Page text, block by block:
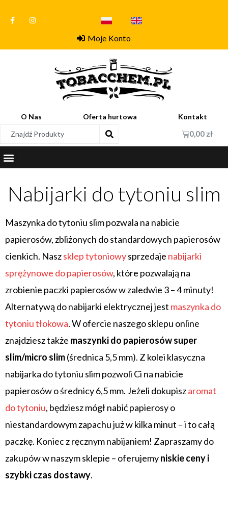
Moje Konto
O Nas Oferta hurtowa Kontakt
0,00 zł
Nabijarki do tytoniu slim
Maszynka do tytoniu slim pozwala na nabicie
papierosów, zbliżonych do standardowych papierosów
cienkich. Naszsklep tytoniowysprzedaje nabijarki
sprężynowe do papierosów, które pozwalają na
zrobienie paczki papierosów w zaledwie 3 – 4 minuty!
Alternatywą do nabijarki elektrycznej jest maszynka do
tytoniu tłokowa. W ofercie naszego sklepu online
znajdziesz także maszynki do papierosów super
slim/micro slim(średnica 5,5 mm). Z kolei klasyczna
nabijarka do tytoniu slim pozwoli Ci na nabicie
papierosów o średnicy 6,5 mm. Jeżeli dokupiszaromat
do tytoniu, będziesz mógł nabić papierosy o
niestandardowym zapachu już w kilka minut – i to całą
paczkę. Koniec z ręcznym nabijaniem! Zapraszamy do
zakupów w naszym sklepie – oferujemyniskie ceny i
szybki czas dostawy.